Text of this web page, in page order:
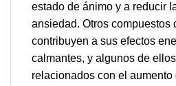
estado de ánimo y a reducir
ansiedad. Otros compuestos
contribuyen a sus efectos
calmantes, y algunos de
relacionados con el aumento